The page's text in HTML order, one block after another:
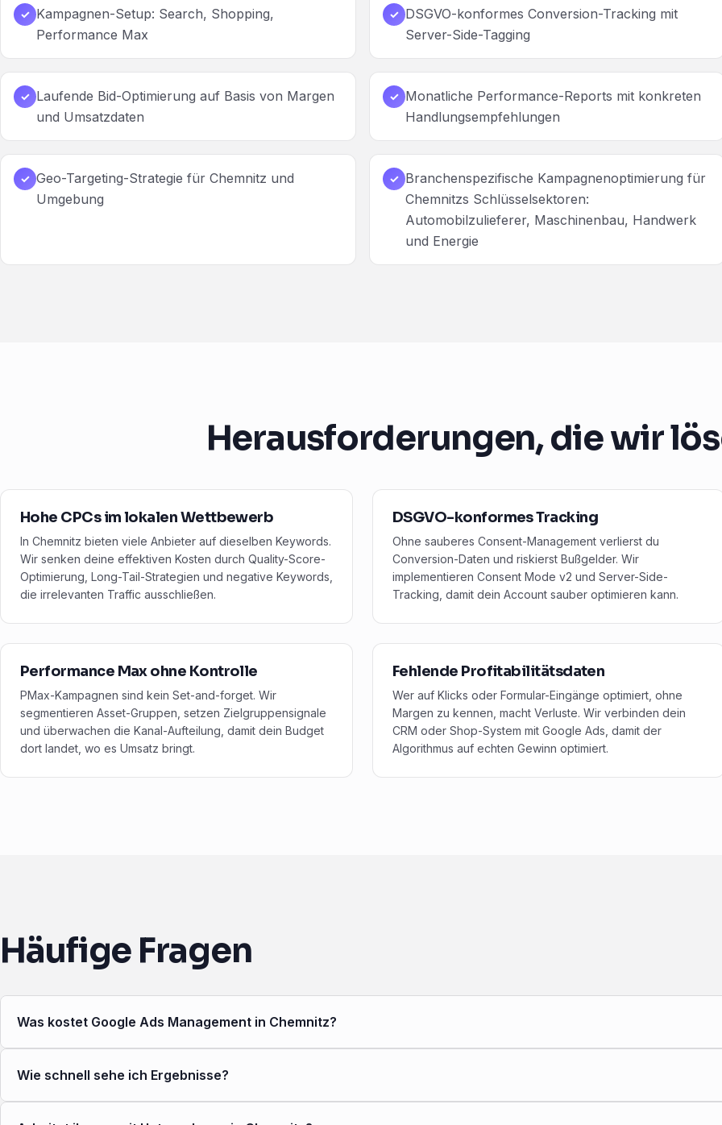
✓ Kampagnen-Setup: Search, Shopping,
Performance Max
✓ DSGVO-konformes Conversion-Tracking mit
Server-Side-Tagging
✓ Laufende Bid-Optimierung auf Basis von Margen
und Umsatzdaten
✓ Monatliche Performance-Reports mit konkreten
Handlungsempfehlungen
✓ Geo-Targeting-Strategie für Chemnitz und
Umgebung
✓ Branchenspezifische Kampagnenoptimierung für
Chemnitzs Schlüsselsektoren:
Automobilzulieferer, Maschinenbau, Handwerk
und Energie
Herausforderungen, die wir
Hohe CPCs im lokalen Wettbewerb
In Chemnitz bieten viele Anbieter auf dieselben Keywords.
Wir senken deine effektiven Kosten durch Quality-Score-
Optimierung, Long-Tail-Strategien und negative Keywords,
die irrelevanten Traffic ausschließen.
DSGVO-konformes Tracking
Ohne sauberes Consent-Management verlierst du
Conversion-Daten und riskierst Bußgelder. Wir
implementieren Consent Mode v2 und Server-Side-
Tracking, damit dein Account sauber optimieren kann.
Performance Max ohne Kontrolle
PMax-Kampagnen sind kein Set-and-forget. Wir
segmentieren Asset-Gruppen, setzen Zielgruppensignale
und überwachen die Kanal-Aufteilung, damit dein Budget
dort landet, wo es Umsatz bringt.
Fehlende Profitabilitätsdaten
Wer auf Klicks oder Formular-Eingänge optimiert, ohne
Margen zu kennen, macht Verluste. Wir verbinden dein
CRM oder Shop-System mit Google Ads, damit der
Algorithmus auf echten Gewinn optimiert.
Häufige Fragen
Was kostet Google Ads Management in Chemnitz?
Wie schnell sehe ich Ergebnisse?